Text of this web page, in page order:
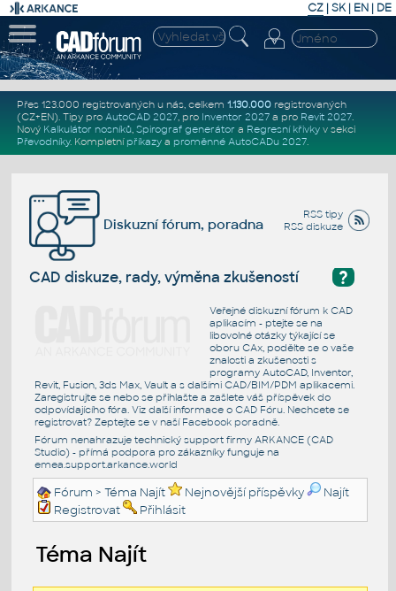
CZ | SK| EN | DE
Přes 123.000 registrovaných u nás, celkem 1.130.000registrovaných
(CZ+EN). Tipy pro AutoCAD 2027, pro Inventor 2027a pro Revit 2027.
Nový Kalkulátor nosníků, Spirograf generátor a Regresní křivkyv sekci
Převodníky. Kompletní příkazya proměnné AutoCADu 2027.
RSS tipy
RSS diskuze
Diskuzní fórum, poradna
?
CAD diskuze, rady, výměna zkušeností
Veřejné diskuzní fórum k CAD
aplikacím - ptejte se na
libovolné otázky týkající se
oboru CAx, podělte se o vaše
znalosti a zkušenosti s
programy AutoCAD, Inventor,
Revit, Fusion, 3ds Max, Vault a s dalšími CAD/BIM/PDM aplikacemi.
Zaregistrujte se nebo se přihlašte a zašlete váš příspěvek do
odpovídajícího fóra. Viz další informace o CAD Fóru. Nechcete se
registrovat? Zeptejte se v naší Facebook poradně.
Fórum nenahrazuje technický support firmy ARKANCE (CAD
Studio) - přímá podpora pro zákazníky funguje na
emea.support.arkance.world
Fórum > Téma Najít Nejnovější příspěvky
Najít
Registrovat
Přihlásit
Téma Najít